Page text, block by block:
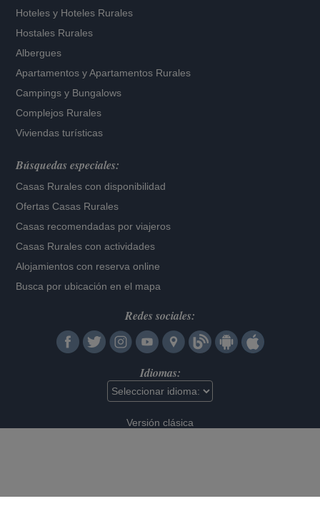
Hoteles y Hoteles Rurales
Hostales Rurales
Albergues
Apartamentos yApartamentos Rurales
Campings y Bungalows
Complejos Rurales
Viviendas turísticas
Búsquedas especiales:
Casas Rurales con disponibilidad
Ofertas Casas Rurales
Casas recomendadas por viajeros
Casas Rurales con actividades
Alojamientos con reserva online
Busca por ubicación en el mapa
Redes sociales:
Idiomas:
Versión clásica